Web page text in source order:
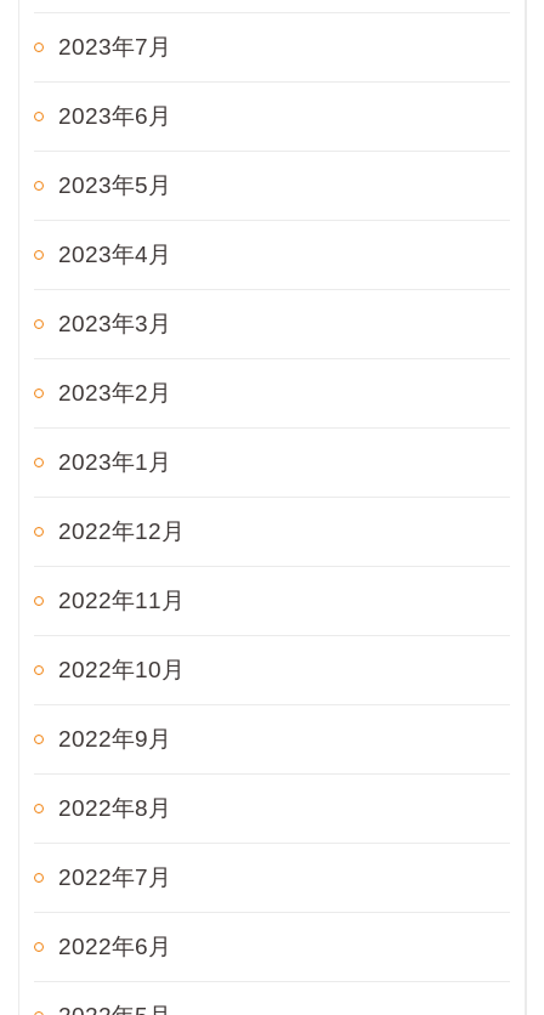
2023年7月
2023年6月
2023年5月
2023年4月
2023年3月
2023年2月
2023年1月
2022年12月
2022年11月
2022年10月
2022年9月
2022年8月
2022年7月
2022年6月